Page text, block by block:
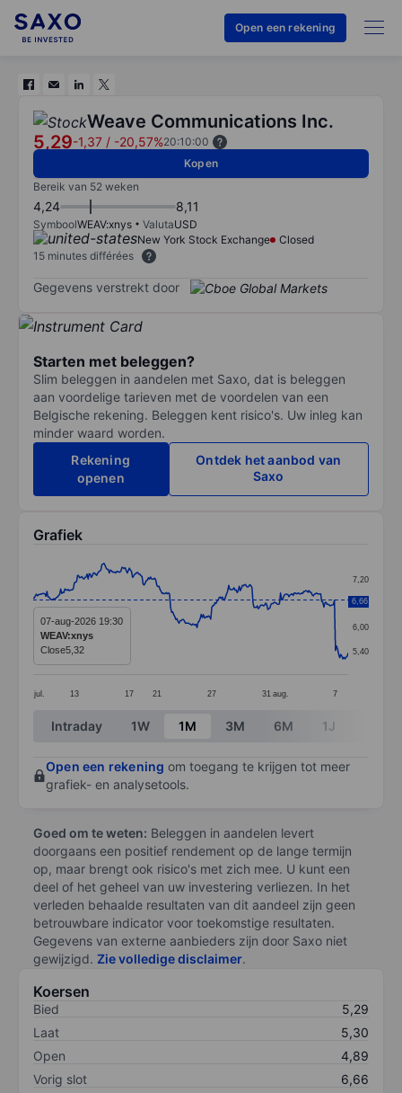
Open een rekening
Weave Communications Inc.
5,29-1,37 / -20,57%20:10:00
Kopen
Bereik van 52 weken
4,24 8,11
SymboolWEAV:xnys ValutaUSD
New York Stock Exchange
Closed
15 minutes différées
Gegevens verstrekt door
Starten met beleggen?
Slim beleggen in aandelen met Saxo, dat is beleggen
aan voordelige tarieven met de voordelen van een
Belgische rekening. Beleggen kent risico's. Uw inleg kan
minder waard worden.
Rekening
openen
Ontdek het aanbod van
Saxo
Grafiek
Line chart with 299 data points.
The chart has 1 X axis displaying categories.
The chart has 1 Y axis displaying values. Data ranges
jul. 13 17 21 27 31 aug. 7
5,40
6,00
6,60
7,20
6,66
07-aug-2026 19:30
WEAV:xnys
Close5,32
End of interactive chart.
Intraday 1W 1M 3M 6M 1J
Open een rekening om toegang te krijgen tot meer
grafiek- en analysetools.
Goed om te weten: Beleggen in aandelen levert
doorgaans een positief rendement op de lange termijn
op, maar brengt ook risico's met zich mee. U kunt een
deel of het geheel van uw investering verliezen. In het
verleden behaalde resultaten van dit aandeel zijn geen
betrouwbare indicator voor toekomstige resultaten.
Gegevens van externe aanbieders zijn door Saxo niet
gewijzigd. Zie volledige disclaimer.
Koersen
Bied
5,29
Laat
5,30
Open
4,89
Vorig slot
6,66